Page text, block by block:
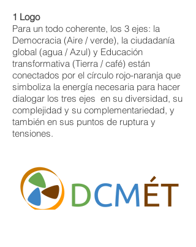
1 Logo
Para un todo coherente, los 3 ejes: la
Democracia (Aire / verde), la ciudadanía
global (agua / Azul) y Educación
transformativa (Tierra / café) están
conectados por el círculo rojo-naranja que
simboliza la energía necesaria para hacer
dialogar los tres ejes en su diversidad, su
complejidad y su complementariedad, y
también en sus puntos de ruptura y
tensiones.